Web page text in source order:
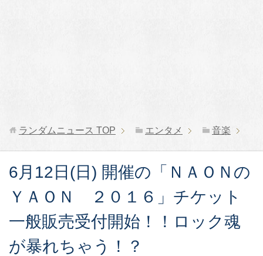
ランダムニュース TOP エンタメ 音楽
6月12日(日) 開催の「ＮＡＯＮの
ＹＡＯＮ ２０１６」チケット
一般販売受付開始！！ロック魂
が暴れちゃう！？